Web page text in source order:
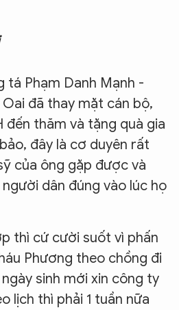
tá Phạm Danh Mạnh -
đã thay mặt cán bộ,
đến thăm và tặng quà gia
đây là cơ duyên rất
của ông gặp được và
dân đúng vào lúc họ
thì cứ cười suốt vì phấn
Phương theo chồng đi
sinh mới xin công ty
lịch thì phải 1 tuần nữa